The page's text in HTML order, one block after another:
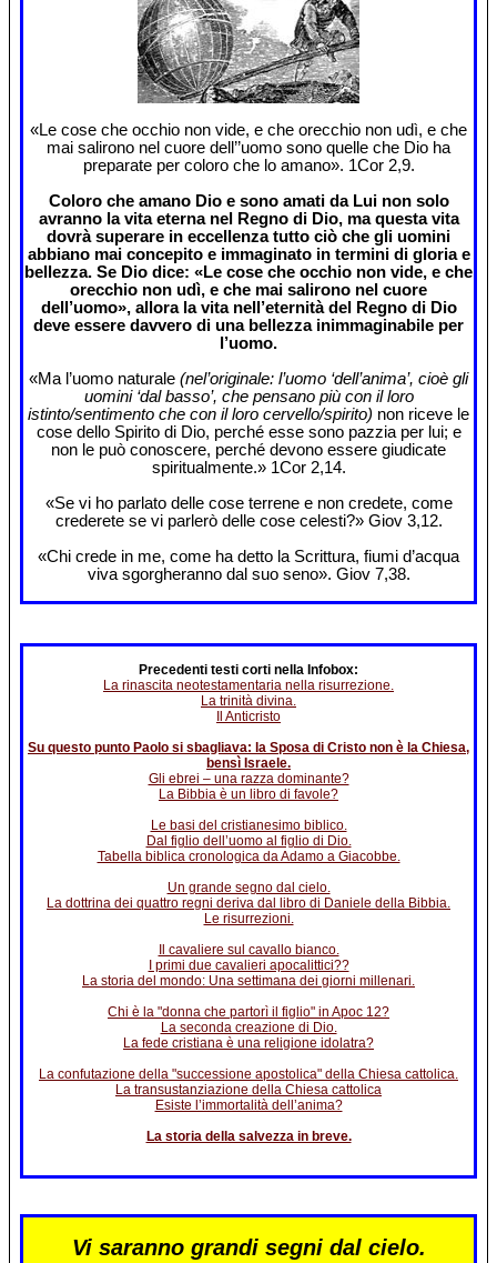
«Le cose che occhio non vide, e che orecchio non udì, e che
mai salirono nel cuore dell’’uomo sono quelle che Dio ha
preparate per coloro che lo amano». 1Cor 2,9.
Coloro che amano Dio e sono amati da Lui non solo
avranno la vita eterna nel Regno di Dio, ma questa vita
dovrà superare in eccellenza tutto ciò che gli uomini
abbiano mai concepito e immaginato in termini di gloria e
bellezza. Se Dio dice: «Le cose che occhio non vide, e che
orecchio non udì, e che mai salirono nel cuore
dell’uomo», allora la vita nell’eternità del Regno di Dio
deve essere davvero di una bellezza inimmaginabile per
l’uomo.
«Ma l’uomo naturale (nel’originale: l’uomo ‘dell’anima’, cioè gli
uomini ‘dal basso’, che pensano più con il loro
istinto/sentimento che con il loro cervello/spirito) non riceve le
cose dello Spirito di Dio, perché esse sono pazzia per lui; e
non le può conoscere, perché devono essere giudicate
spiritualmente.» 1Cor 2,14.
«Se vi ho parlato delle cose terrene e non credete, come
crederete se vi parlerò delle cose celesti?» Giov 3,12.
«Chi crede in me, come ha detto la Scrittura, fiumi d’acqua
viva sgorgheranno dal suo seno». Giov 7,38.
Precedenti testi corti nella Infobox:
La rinascita neotestamentaria nella risurrezione.
La trinità divina.
Il Anticristo
Su questo punto Paolo si sbagliava: la Sposa di Cristo non è la Chiesa,
bensì Israele.
Gli ebrei – una razza dominante?
La Bibbia è un libro di favole?
Le basi del cristianesimo biblico.
Dal figlio dell’uomo al figlio di Dio.
Tabella biblica cronologica da Adamo a Giacobbe.
Un grande segno dal cielo.
La dottrina dei quattro regni deriva dal libro di Daniele della Bibbia.
Le risurrezioni.
Il cavaliere sul cavallo bianco.
I primi due cavalieri apocalittici??
La storia del mondo: Una settimana dei giorni millenari.
Chi è la "donna che partorì il figlio" in Apoc 12?
La seconda creazione di Dio.
La fede cristiana è una religione idolatra?
La confutazione della "successione apostolica" della Chiesa cattolica.
La transustanziazione della Chiesa cattolica
Esiste l’immortalità dell’anima?
La storia della salvezza in breve.
Vi saranno grandi segni dal cielo.